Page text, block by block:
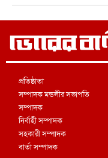
প্রতিষ্ঠাতা
সম্পাদক মন্ডলীর সভাপতি
সম্পাদক
নির্বাহী সম্পাদক
সহকারী সম্পাদক
বার্তা সম্পাদক